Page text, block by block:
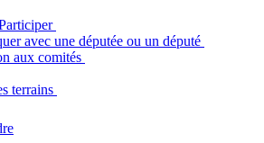
avec une députée ou un député
aux comités
terrains